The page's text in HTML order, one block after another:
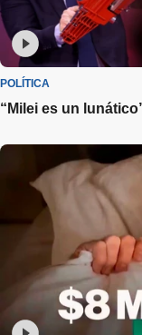
POLÍTICA
“Milei es un